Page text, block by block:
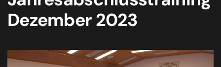
Dezember 2023